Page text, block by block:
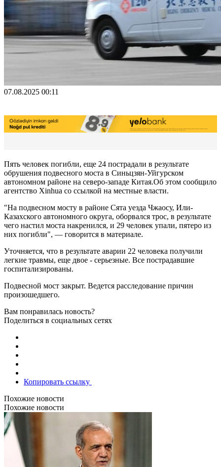
07.08.2025 00:11
Пять человек погибли, еще 24 пострадали в результате
обрушения подвесного моста в Синьцзян-Уйгурском
автономном районе на северо-западе Китая.Oб этом сообщило
агентство Xinhua со ссылкой на местные власти.
"На подвесном мосту в районе Сята уезда Чжаосу, Или-
Казахского автономного округа, оборвался трос, в результате
чего настил моста накренился, и 29 человек упали, пятеро из
них погибли", — говорится в материале.
Уточняется, что в результате аварии 22 человека получили
легкие травмы, еще двое - серьезные. Все пострадавшие
госпитализированы.
Подвесной мост закрыт. Ведется расследование причин
произошедшего.
Вам понравилась новость?
Поделиться в социальных сетях
Копировать ссылку
Похожие новости
Похожие новости